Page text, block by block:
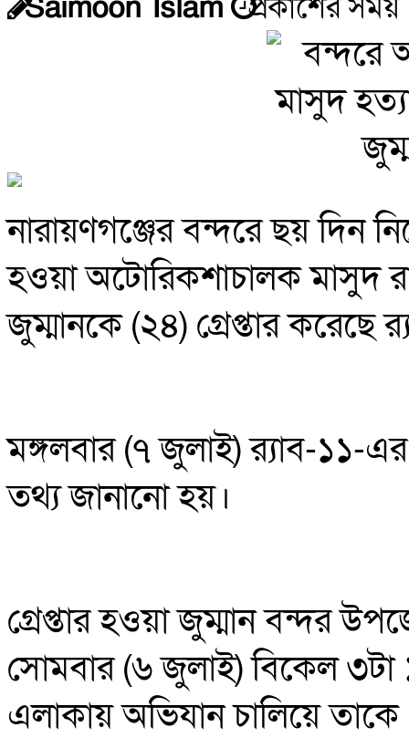
Saimoon Islam প্রকাশের
নারায়ণগঞ্জের বন্দরে ছয় দিন
হওয়া অটোরিকশাচালক মাসুদ
জুম্মানকে (২৪) গ্রেপ্তার করেছে
মঙ্গলবার (৭ জুলাই) র‍্যাব-১১-
তথ্য জানানো হয়।
গ্রেপ্তার হওয়া জুম্মান বন্দর
সোমবার (৬ জুলাই) বিকেল ৩টা
এলাকায় অভিযান চালিয়ে তাকে